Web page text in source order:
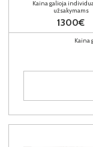
Kaina galioja
užsakymams
1300€
Kaina